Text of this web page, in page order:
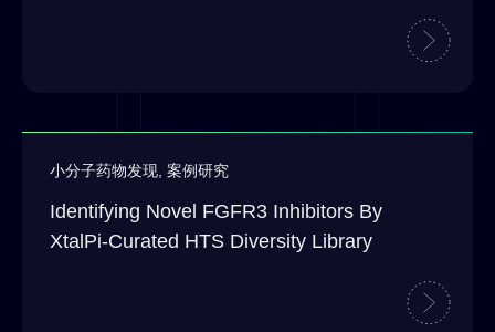
小分子药物发现 案例研究
Identifying Novel FGFR3 Inhibitors By
XtalPi-Curated HTS Diversity Library